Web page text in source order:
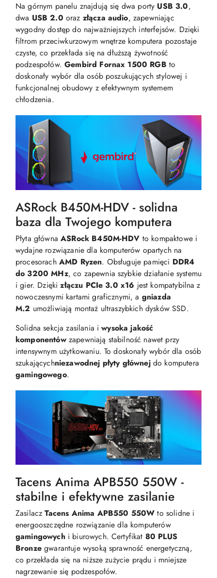
Na górnym panelu znajdują się dwa porty USB 3.0,
dwa USB 2.0 oraz złącza audio, zapewniając
wygodny dostęp do najważniejszych interfejsów. Dzięki
filtrom przeciwkurzowym wnętrze komputera pozostaje
czyste, co przekłada się na dłuższą żywotność
podzespołów.Gembird Fornax 1500 RGB to
doskonały wybór dla osób poszukujących stylowej i
funkcjonalnej obudowy z efektywnym systemem
chłodzenia.
ASRock B450M-HDV - solidna
baza dla Twojego komputera
Płyta głównaASRock B450M-HDV to kompaktowe i
wydajne rozwiązanie dla komputerów opartych na
procesorach AMD Ryzen. Obsługuje pamięci DDR4
do 3200 MHz, co zapewnia szybkie działanie systemu
i gier. Dziękizłączu PCIe 3.0 x16 jest kompatybilna z
nowoczesnymi kartami graficznymi, a gniazda
M.2 umożliwiają montaż ultraszybkich dysków SSD.
Solidna sekcja zasilania iwysoka jakość
komponentówzapewniają stabilność nawet przy
intensywnym użytkowaniu. To doskonały wybór dla osób
szukającychniezawodnej płyty głównejdo komputera
gamingowego.
Tacens Anima APB550 550W -
stabilne i efektywne zasilanie
ZasilaczTacens Anima APB550 550Wto solidne i
energooszczędne rozwiązanie dla komputerów
gamingowychi biurowych. Certyfikat 80 PLUS
Bronzegwarantuje wysoką sprawność energetyczną,
co przekłada się na niższe zużycie prądu i mniejsze
nagrzewanie się podzespołów.